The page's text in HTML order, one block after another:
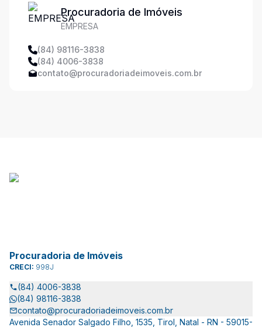
Procuradoria de Imóveis
EMPRESA
(84) 98116-3838
(84) 4006-3838
contato@procuradoriadeimoveis.com.br
Procuradoria de Imóveis
CRECI: 998J
(84) 4006-3838
(84) 98116-3838
contato@procuradoriadeimoveis.com.br
Avenida Senador Salgado Filho, 1535, Tirol, Natal - RN - 59015-